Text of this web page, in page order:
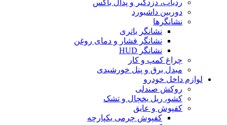
ردیاب، دزدگیر و پدال باکس
دوربین داشبورد
نشانگرها
نشانگر باتری
نشانگر فشار و دمای روغن
نشانگر HUD
چراغ کمپ و کار
مبدل برق و پنل خورشیدی
لوازم داخل خودرو
روکش صندلی
کشو، ریل یخچال و تشک
کفپوش و عایق
کفپوش چرمی یکپارچه